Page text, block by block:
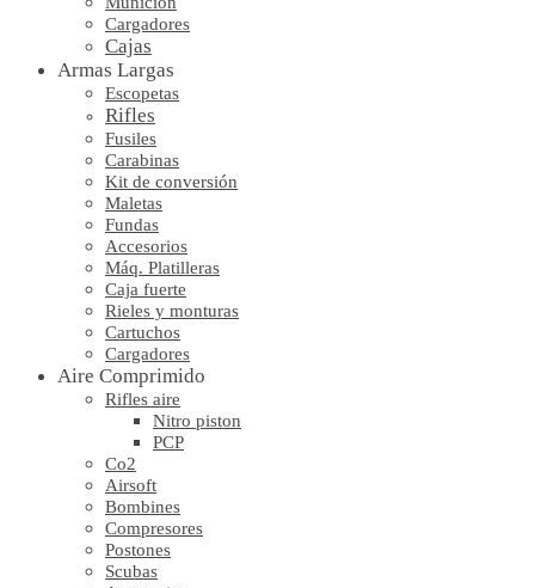
Cargadores
Cajas
Armas Largas
Escopetas
Rifles
Fusiles
Carabinas
Kit de conversión
Maletas
Fundas
Accesorios
Máq. Platilleras
Caja fuerte
Rieles y monturas
Cartuchos
Cargadores
Aire Comprimido
Rifles aire
Nitro piston
PCP
Co2
Airsoft
Bombines
Compresores
Postones
Scubas